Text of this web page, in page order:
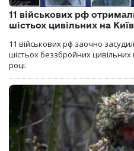
11 військових рф
шістьох цивільних на
11 військових рф заочно
шістьох беззбройних цивільних
році.